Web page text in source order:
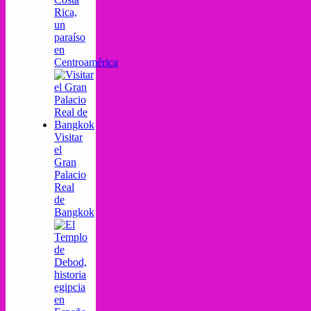
Rica,
un
paraíso
en
Centroamérica
Visitar
el
Gran
Palacio
Real
de
Bangkok